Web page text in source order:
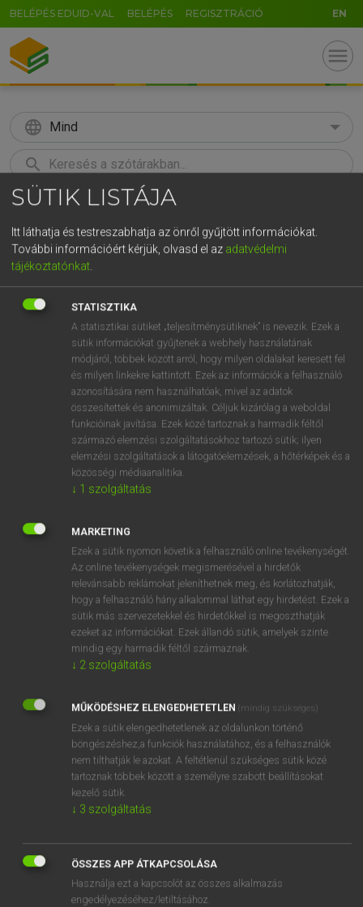
BELÉPÉS EDUID-VAL BELÉPÉS REGISZTRÁCIÓ EN
menu
language Mind
search
KERESÉS
Európai uniós terminológiai szótár
VAN ELŐFIZETÉSED?
Van előfizetésem a teljes szócikk megtekintéséhez.
BELÉPÉS
NINCS ELŐFIZETÉSED?
Nincs regisztrációm és előfizetésem. A szótár 2 órás,
díjmentes próbaverziójának elindításához regisztrálok és
belépek.
REGISZTRÁCIÓ
EURÓPAI UNIÓS TERMINOLÓGIAI SZÓTÁR
Kapcsolódó anyagok
actions préférentielles non participantes
actions structurelles
action strand
SÜTIK LISTÁJA
Itt láthatja és testreszabhatja az önről gyűjtött információkat.
További információért kérjük, olvasd el az adatvédelmi
tájékoztatónkat.
STATISZTIKA
A statisztikai sütiket „teljesítménysütiknek” is nevezik. Ezek a
sütik információkat gyűjtenek a webhely használatának
módjáról, többek között arról, hogy milyen oldalakat keresett fel
és milyen linkekre kattintott. Ezek az információk a felhasználó
azonosítására nem használhatóak, mivel az adatok
összesítettek és anonimizáltak. Céljuk kizárólag a weboldal
funkcióinak javítása. Ezek közé tartoznak a harmadik féltől
származó elemzési szolgáltatásokhoz tartozó sütik; ilyen
elemzési szolgáltatások a látogatóelemzések, a hőtérképek és a
közösségi médiaanalitika.
↓ 1 szolgáltatás
MARKETING
Ezek a sütik nyomon követik a felhasználó online tevékenységét.
Az online tevékenységek megismerésével a hirdetők
relevánsabb reklámokat jeleníthetnek meg, és korlátozhatják,
hogy a felhasználó hány alkalommal láthat egy hirdetést. Ezek a
sütik más szervezetekkel és hirdetőkkel is megoszthatják
ezeket az információkat. Ezek állandó sütik, amelyek szinte
mindig egy harmadik féltől származnak.
↓ 2 szolgáltatás
MŰKÖDÉSHEZ ELENGEDHETETLEN (mindig szükséges)
Ezek a sütik elengedhetetlenek az oldalunkon történő
böngészéshez,a funkciók használatához, és a felhasználók
nem tilthatják le azokat. A feltétlenül szükséges sütik közé
tartoznak többek között a személyre szabott beállításokat
kezelő sütik.
↓ 3 szolgáltatás
ÖSSZES APP ÁTKAPCSOLÁSA
Használja ezt a kapcsolót az összes alkalmazás
engedélyezéséhez/letiltásához.
GR
t z u i o p
g h j k l é á ű Ω
n m , . AltGr